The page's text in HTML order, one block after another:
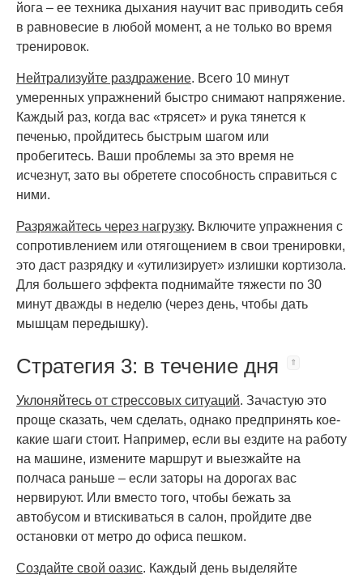
йога – ее техника дыхания научит вас приводить себя
в равновесие в любой момент, а не только во время
тренировок.
Нейтрализуйте раздражение. Всего 10 минут
умеренных упражнений быстро снимают напряжение.
Каждый раз, когда вас «трясет» и рука тянется к
печенью, пройдитесь быстрым шагом или
пробегитесь. Ваши проблемы за это время не
исчезнут, зато вы обретете способность справиться с
ними.
Разряжайтесь через нагрузку. Включите упражнения с
сопротивлением или отягощением в свои тренировки,
это даст разрядку и «утилизирует» излишки кортизола.
Для большего эффекта поднимайте тяжести по 30
минут дважды в неделю (через день, чтобы дать
мышцам передышку).
Стратегия 3: в течение дня
Уклоняйтесь от стрессовых ситуаций. Зачастую это
проще сказать, чем сделать, однако предпринять кое-
какие шаги стоит. Например, если вы ездите на работу
на машине, измените маршрут и выезжайте на
полчаса раньше – если заторы на дорогах вас
нервируют. Или вместо того, чтобы бежать за
автобусом и втискиваться в салон, пройдите две
остановки от метро до офиса пешком.
Создайте свой оазис. Каждый день выделяйте